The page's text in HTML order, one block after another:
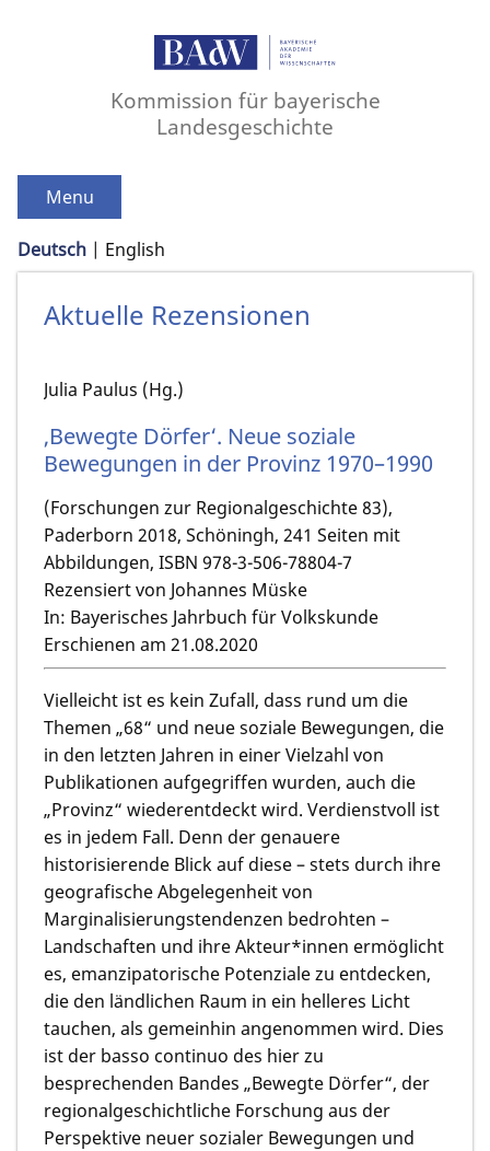
Kommission für bayerische
Landesgeschichte
Menu
Deutsch English
Aktuelle Rezensionen
Julia Paulus (Hg.)
,Bewegte Dörfer‘. Neue soziale
Bewegungen in der Provinz 1970–1990
(Forschungen zur Regionalgeschichte 83),
Paderborn 2018, Schöningh, 241 Seiten mit
Abbildungen, ISBN 978-3-506-78804-7
Rezensiert von Johannes Müske
In: Bayerisches Jahrbuch für Volkskunde
Erschienen am 21.08.2020
Vielleicht ist es kein Zufall, dass rund um die
Themen „68“ und neue soziale Bewegungen, die
in den letzten Jahren in einer Vielzahl von
Publikationen aufgegriffen wurden, auch die
„Provinz“ wiederentdeckt wird. Verdienstvoll ist
es in jedem Fall. Denn der genauere
historisierende Blick auf diese – stets durch ihre
geografische Abgelegenheit von
Marginalisierungstendenzen bedrohten –
Landschaften und ihre Akteur*innen ermöglicht
es, emanzipatorische Potenziale zu entdecken,
die den ländlichen Raum in ein helleres Licht
tauchen, als gemeinhin angenommen wird. Dies
ist der basso continuo des hier zu
besprechenden Bandes „Bewegte Dörfer“, der
regionalgeschichtliche Forschung aus der
Perspektive neuer sozialer Bewegungen und